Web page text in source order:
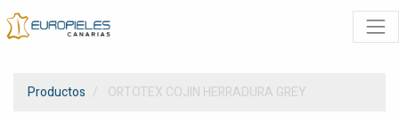
Productos ORTOTEX COJIN HERRADURA GREY